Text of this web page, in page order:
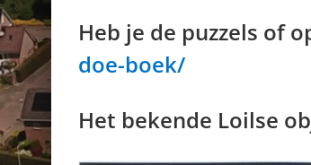
Heb je de puzzels of
doe-boek/
Het bekende Loilse